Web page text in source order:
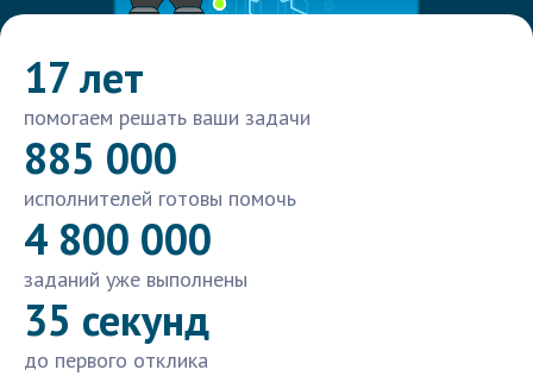
17 лет
помогаем решать ваши задачи
885 000
исполнителей готовы помочь
4 800 000
заданий уже выполнены
35 секунд
до первого отклика